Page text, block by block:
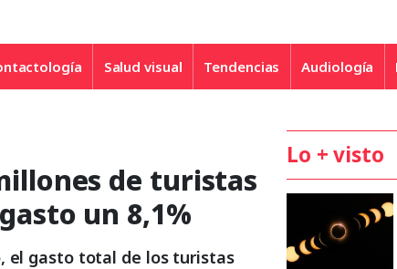
Salud visual Tendencias Audiología
de turistas
un 8,1%
el gasto total de los turistas
Lo + visto